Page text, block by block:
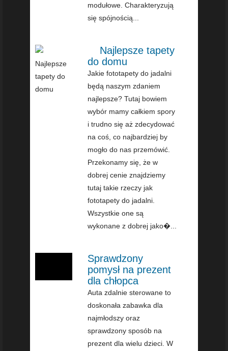
modułowe. Charakteryzują
się spójnością...
Najlepsze tapety
do domu
Jakie fototapety do jadalni
będą naszym zdaniem
najlepsze? Tutaj bowiem
wybór mamy całkiem spory
i trudno się aż zdecydować
na coś, co najbardziej by
mogło do nas przemówić.
Przekonamy się, że w
dobrej cenie znajdziemy
tutaj takie rzeczy jak
fototapety do jadalni.
Wszystkie one są
wykonane z dobrej jako�...
Sprawdzony
pomysł na prezent
dla chłopca
Auta zdalnie sterowane to
doskonała zabawka dla
najmłodszy oraz
sprawdzony sposób na
prezent dla wielu dzieci. W